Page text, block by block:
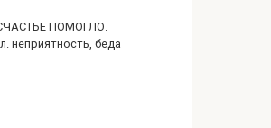
ПОМОГЛО.
неприятность, беда